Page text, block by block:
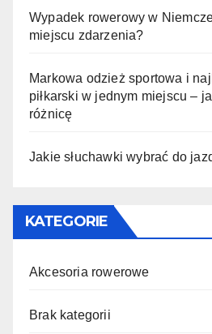
Wypadek rowerowy w
miejscu zdarzenia?
Markowa odzież sportowa i
piłkarski w jednym miejscu –
różnicę
Jakie słuchawki wybrać do
KATEGORIE
Akcesoria rowerowe
Brak kategorii